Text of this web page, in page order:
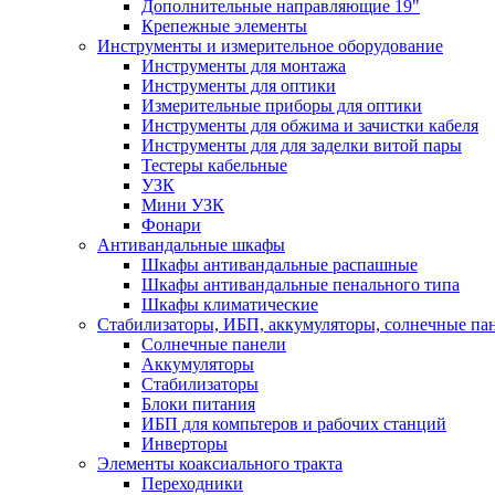
Дополнительные направляющие 19"
Крепежные элементы
Инструменты и измерительное оборудование
Инструменты для монтажа
Инструменты для оптики
Измерительные приборы для оптики
Инструменты для обжима и зачистки кабеля
Инструменты для для заделки витой пары
Тестеры кабельные
УЗК
Мини УЗК
Фонари
Антивандальные шкафы
Шкафы антивандальные распашные
Шкафы антивандальные пенального типа
Шкафы климатические
Стабилизаторы, ИБП, аккумуляторы, солнечные
Солнечные панели
Аккумуляторы
Стабилизаторы
Блоки питания
ИБП для компьтеров и рабочих станций
Инверторы
Элементы коаксиального тракта
Переходники